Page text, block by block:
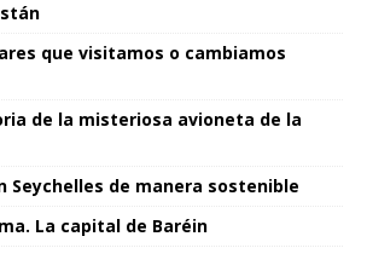
que visitamos o cambiamos
de la misteriosa avioneta de la
Seychelles de manera sostenible
La capital de Baréin